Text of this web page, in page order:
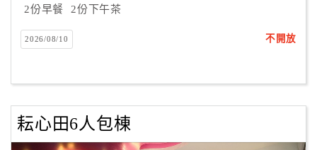
店
作
商
合
作
2份早餐 2份下午茶
2026/08/10 不開放
耘心田6人包棟